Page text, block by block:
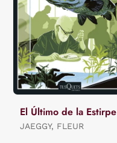
El Último de la Estirpe
JAEGGY, FLEUR